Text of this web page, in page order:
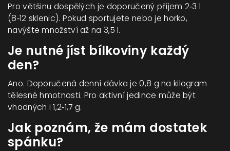
Pro většinu dospělých je doporučený příjem 2‑3 l
(8‑12 sklenic). Pokud sportujete nebo je horko,
navýšte množství až na 3,5 l.
Je nutné jíst bílkoviny každý
den?
Ano. Doporučená denní dávka je 0,8 g na kilogram
tělesné hmotnosti. Pro aktivní jedince může být
vhodných i 1,2‑1,7 g.
Jak poznám, že mám dostatek
spánku?